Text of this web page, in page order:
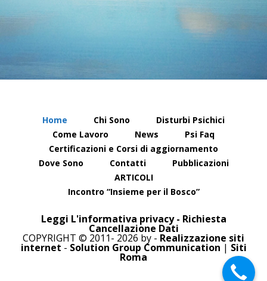
Home Chi Sono
Disturbi Psichici
Come Lavoro
News
Psi Faq
Certificazioni e Corsi di aggiornamento
Dove Sono
Contatti
Pubblicazioni
ARTICOLI
Incontro “Insieme per il Bosco”
Leggi L'informativa privacy- Richiesta
Cancellazione Dati
COPYRIGHT © 2011- 2026 by - Realizzazione siti
internet - Solution Group Communication | Siti
Roma